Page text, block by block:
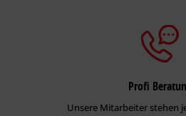
Profi
Unsere Mitarbeiter stehen